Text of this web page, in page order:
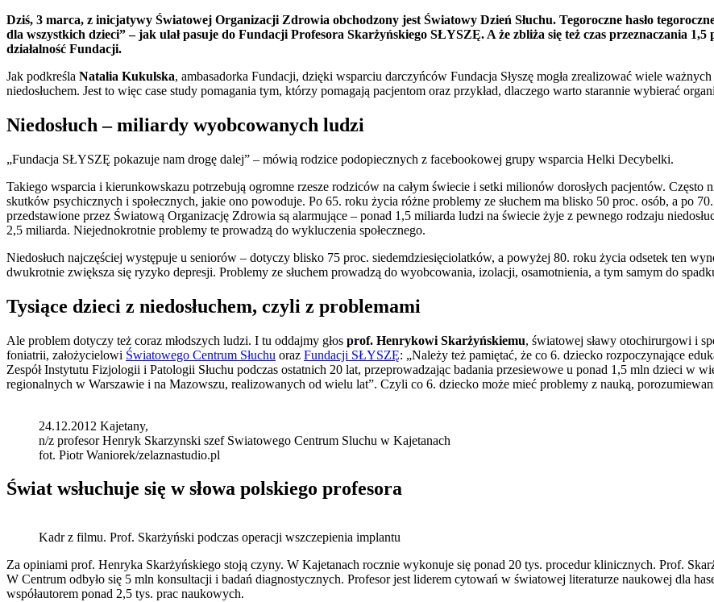
Dziś, 3 marca, z inicjatywy Światowej Organizacji Zdrowia obchodzony jest Światowy Dzień Słuchu. Tegoroczne hasło
dla wszystkich dzieci” – jak ulał pasuje do Fundacji Profesora Skarżyńskiego SŁYSZĘ. A że zbliża się też czas przeznaczania
działalność Fundacji.
Jak podkreśla Natalia Kukulska, ambasadorka Fundacji, dzięki wsparciu darczyńców Fundacja Słyszę mogła zrealizować wiele
niedosłuchem. Jest to więc case study pomagania tym, którzy pomagają pacjentom oraz przykład, dlaczego warto starannie wybierać
Niedosłuch – miliardy wyobcowanych ludzi
„Fundacja SŁYSZĘ pokazuje nam drogę dalej” – mówią rodzice podopiecznych z facebookowej grupy wsparcia Helki Decybelki.
Takiego wsparcia i kierunkowskazu potrzebują ogromne rzesze rodziców na całym świecie i setki milionów dorosłych pacjentów. Często
skutków psychicznych i społecznych, jakie ono powoduje. Po 65. roku życia różne problemy ze słuchem ma blisko 50 proc. osób, a po
przedstawione przez Światową Organizację Zdrowia są alarmujące – ponad 1,5 miliarda ludzi na świecie żyje z pewnego rodzaju
2,5 miliarda. Niejednokrotnie problemy te prowadzą do wykluczenia społecznego.
Niedosłuch najczęściej występuje u seniorów – dotyczy blisko 75 proc. siedemdziesięciolatków, a powyżej 80. roku życia odsetek ten
dwukrotnie zwiększa się ryzyko depresji. Problemy ze słuchem prowadzą do wyobcowania, izolacji, osamotnienia, a tym samym do
Tysiące dzieci z niedosłuchem, czyli z problemami
Ale problem dotyczy też coraz młodszych ludzi. I tu oddajmy głos prof. Henrykowi Skarżyńskiemu, światowej sławy otochirurgowi i
foniatrii, założycielowi Światowego Centrum Słuchu oraz Fundacji SŁYSZĘ: „Należy też pamiętać, że co 6. dziecko rozpoczynające
Zespół Instytutu Fizjologii i Patologii Słuchu podczas ostatnich 20 lat, przeprowadzając badania przesiewowe u ponad 1,5 mln dzieci w
regionalnych w Warszawie i na Mazowszu, realizowanych od wielu lat”. Czyli co 6. dziecko może mieć problemy z nauką,
24.12.2012 Kajetany,
n/z profesor Henryk Skarzynski szef Swiatowego Centrum Sluchu w Kajetanach
fot. Piotr Waniorek/zelaznastudio.pl
Świat wsłuchuje się w słowa polskiego profesora
Kadr z filmu. Prof. Skarżyński podczas operacji wszczepienia implantu
Za opiniami prof. Henryka Skarżyńskiego stoją czyny. W Kajetanach rocznie wykonuje się ponad 20 tys. procedur klinicznych. Prof.
W Centrum odbyło się 5 mln konsultacji i badań diagnostycznych. Profesor jest liderem cytowań w światowej literaturze naukowej dla
współautorem ponad 2,5 tys. prac naukowych.